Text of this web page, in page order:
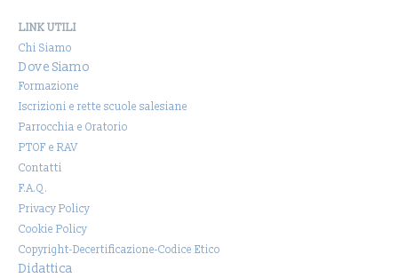
LINK UTILI
Chi Siamo
Dove Siamo
Formazione
Iscrizioni e rette scuole salesiane
Parrocchia e Oratorio
PTOF e RAV
Contatti
F.A.Q.
Privacy Policy
Cookie Policy
Copyright-Decertificazione-Codice Etico
Didattica